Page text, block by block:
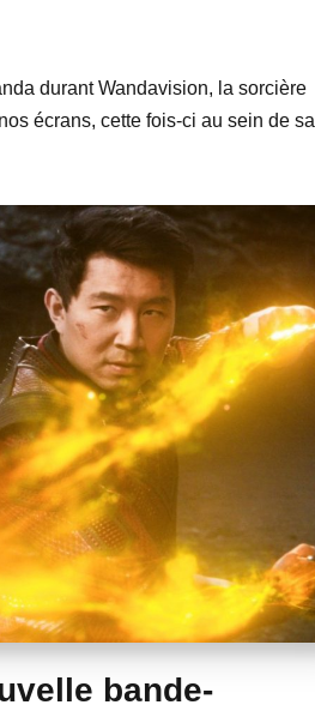
durant Wandavision, la sorcière
écrans, cette fois-ci au sein de sa
bande-